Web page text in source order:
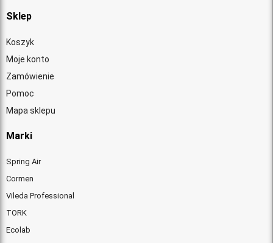
Sklep
Koszyk
Moje konto
Zamówienie
Pomoc
Mapa sklepu
Marki
Spring Air
Cormen
Vileda Professional
TORK
Ecolab